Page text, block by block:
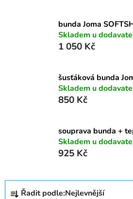
bunda Joma
Skladem u
1 050 Kč
šusťáková bunda
Skladem u
850 Kč
souprava bunda +
Skladem u
925 Kč
Ř
Řadit podle:Nejlevnější